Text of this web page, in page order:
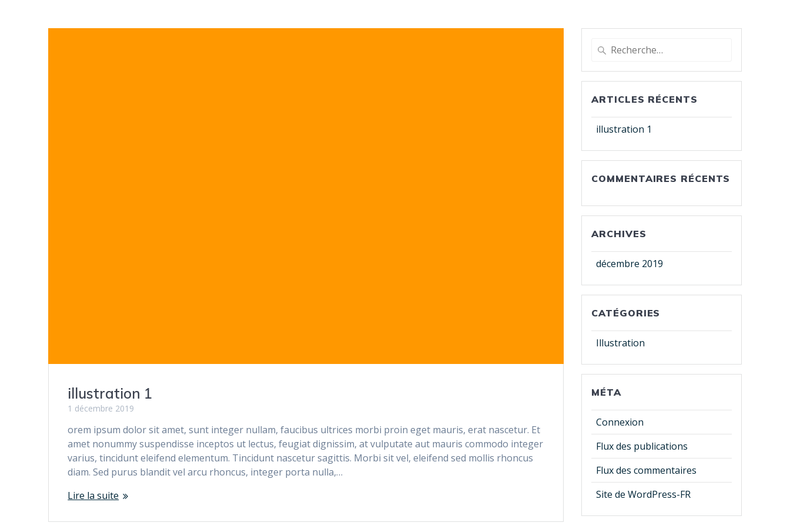
illustration 1
1 décembre 2019
orem ipsum dolor sit amet, sunt integer nullam, faucibus ultrices morbi proin eget mauris, erat nascetur. Et
amet nonummy suspendisse inceptos ut lectus, feugiat dignissim, at vulputate aut mauris commodo integer
varius, tincidunt eleifend elementum. Tincidunt nascetur sagittis. Morbi sit vel, eleifend sed mollis rhoncus
diam. Sed purus blandit vel arcu rhoncus, integer porta nulla,…
Lire la suite
Recherche
:
ARTICLES RÉCENTS
illustration 1
COMMENTAIRES RÉCENTS
ARCHIVES
décembre 2019
CATÉGORIES
Illustration
MÉTA
Connexion
Flux des publications
Flux des commentaires
Site de WordPress-FR